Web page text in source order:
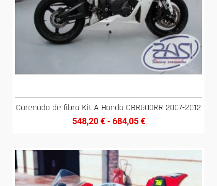
Carenado de fibra Kit A Honda CBR600RR 2007-2012
548,20€ - 684,05€